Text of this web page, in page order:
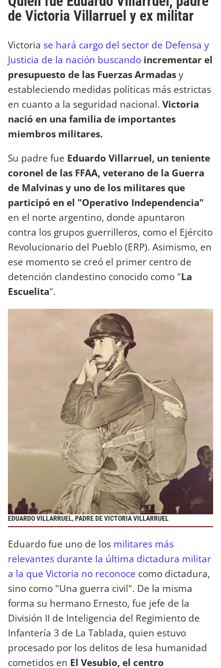
de Victoria Villarruel y ex militar
Victoria se hará cargo del sector de Defensa y
Justicia de la nación buscando incrementar el
presupuesto de las Fuerzas Armadasy
estableciendo medidas políticas más estrictas
en cuanto a la seguridad nacional. Victoria
nació en una familia de importantes
miembros militares.
Su padre fue Eduardo Villarruel, un teniente
coronel de las FFAA, veterano de la Guerra
de Malvinas y uno de los militares que
participó en el "Operativo Independencia"
en el norte argentino, donde apuntaron
contra los grupos guerrilleros, como el Ejército
Revolucionario del Pueblo (ERP). Asimismo, en
ese momento se creó el primer centro de
detención clandestino conocido como "La
Escuelita".
EDUARDO VILLARRUEL, PADRE DE VICTORIA VILLARRUEL
Eduardo fue uno de los militares más
relevantes durante la última dictadura militar
a la que Victoria no reconoce como dictadura,
sino como "Una guerra civil". De la misma
forma su hermano Ernesto, fue jefe de la
División II de Inteligencia del Regimiento de
Infantería 3 de La Tablada, quien estuvo
procesado por los delitos de lesa humanidad
cometidos en El Vesubio, el centro